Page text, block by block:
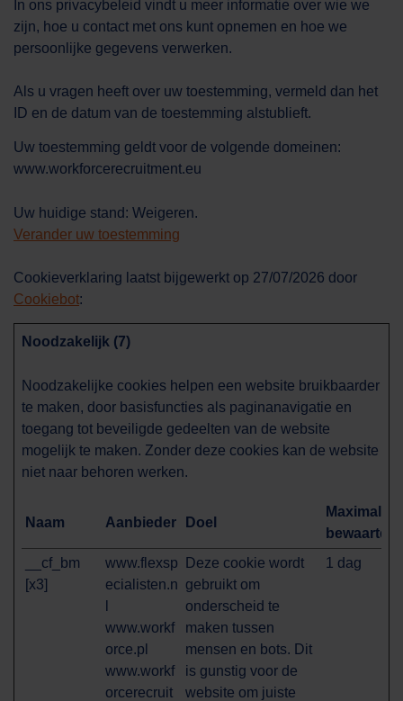
In ons privacybeleid vindt u meer informatie over wie we
zijn, hoe u contact met ons kunt opnemen en hoe we
persoonlijke gegevens verwerken.
Als u vragen heeft over uw toestemming, vermeld dan het
ID en de datum van de toestemming alstublieft.
Uw toestemming geldt voor de volgende domeinen:
www.workforcerecruitment.eu
Uw huidige stand: Weigeren.
Verander uw toestemming
Cookieverklaring laatst bijgewerkt op 27/07/2026 door
Cookiebot:
Noodzakelijk (7)
Noodzakelijke cookies helpen een website bruikbaarder
te maken, door basisfuncties als paginanavigatie en
toegang tot beveiligde gedeelten van de website
mogelijk te maken. Zonder deze cookies kan de website
niet naar behoren werken.
Naam Aanbieder Doel
Maximale
__cf_bm
[x3]
www.flexsp
ecialisten.n
www.workf
orce.pl
www.workf
orcerecruit
Deze cookie wordt
gebruikt om
onderscheid te
maken tussen
mensen en bots. Dit
is gunstig voor de
website om juiste
1 dag
Work Force
Sveiki! Kuo galiu jums šiandien padėti?